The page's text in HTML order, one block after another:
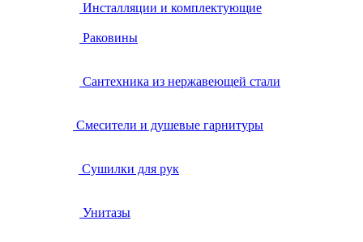
Инсталляции и комплектующие
Раковины
Сантехника из нержавеющей стали
Смесители и душевые гарнитуры
Сушилки для рук
Унитазы